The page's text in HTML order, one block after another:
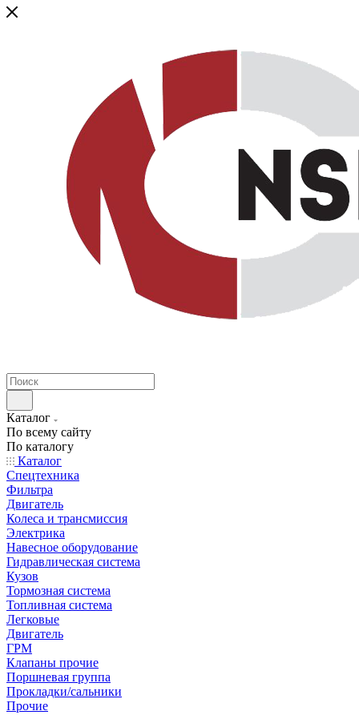
Каталог
По всему сайту
По каталогу
Каталог
Спецтехника
Фильтра
Двигатель
Колеса и трансмиссия
Электрика
Навесное оборудование
Гидравлическая система
Кузов
Тормозная система
Топливная система
Легковые
Двигатель
ГРМ
Клапаны прочие
Поршневая группа
Прокладки/сальники
Прочие